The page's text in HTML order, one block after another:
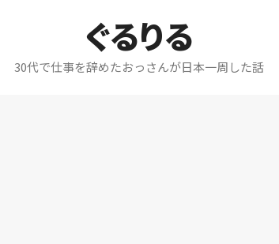
ぐるりる
30代で仕事を辞めたおっさんが日本一周した話